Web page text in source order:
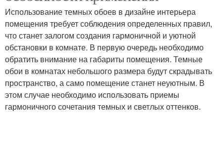
Использование темных обоев в дизайне интерьера
помещения требует соблюдения определенных правил,
что станет залогом создания гармоничной и уютной
обстановки в комнате. В первую очередь необходимо
обратить внимание на габариты помещения. Темные
обои в комнатах небольшого размера будут скрадывать
пространство, а само помещение станет неуютным. В
этом случае необходимо использовать приемы
гармоничного сочетания темных и светлых оттенков.